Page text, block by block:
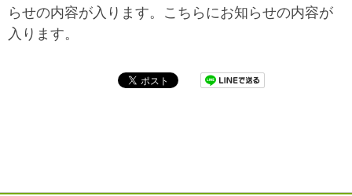
らせの内容が入ります。こちらにお知らせの内容が
入ります。